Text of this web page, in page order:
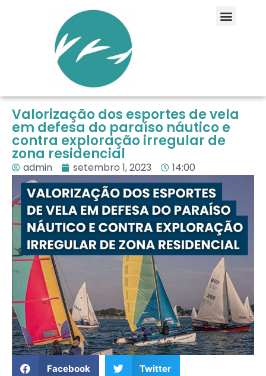
Valorização dos esportes de vela
em defesa do paraíso náutico e
contra exploração irregular de
zona residencial
admin setembro 1, 2023 14:00
Facebook Twitter